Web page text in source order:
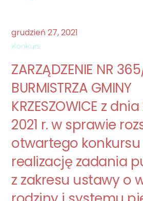
grudzień 27,2021
Konkurs
ZARZĄDZENIE NR
BURMISTRZA GMINY
KRZESZOWICE z
2021 r. w sprawie
otwartego
realizację zadania
z zakresu ustawy o